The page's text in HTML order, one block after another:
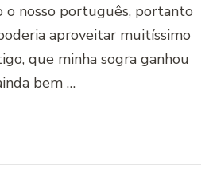
o nosso português, portanto
aproveitar muitíssimo
que minha sogra ganhou
bem …